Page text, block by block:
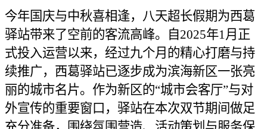
今年国庆与中秋喜相逢，八天超长假期为西葛
驿站带来了空前的客流高峰。自2025年1月正
式投入运营以来，经过九个月的精心打磨与持
续推广，西葛驿站已逐步成为滨海新区一张亮
丽的城市名片。作为新区的“城市会客厅”与对
外宣传的重要窗口，驿站在本次双节期间做足